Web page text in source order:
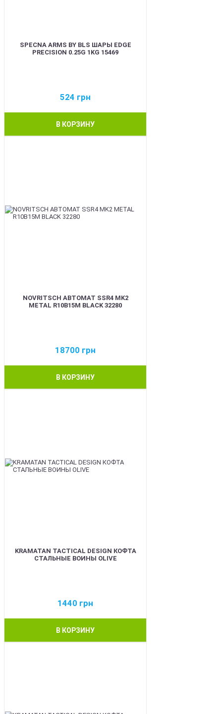
SPECNA ARMS BY BLS ШАРЫ EDGE
PRECISION 0.25G 1KG 15469
524 грн
В КОРЗИНУ
NOVRITSCH АВТОМАТ SSR4 MK2
METAL R10B15M BLACK 32280
18700 грн
В КОРЗИНУ
KRAMATAN TACTICAL DESIGN КОФТА
СТАЛЬНЫЕ ВОИНЫ OLIVE
1440 грн
В КОРЗИНУ